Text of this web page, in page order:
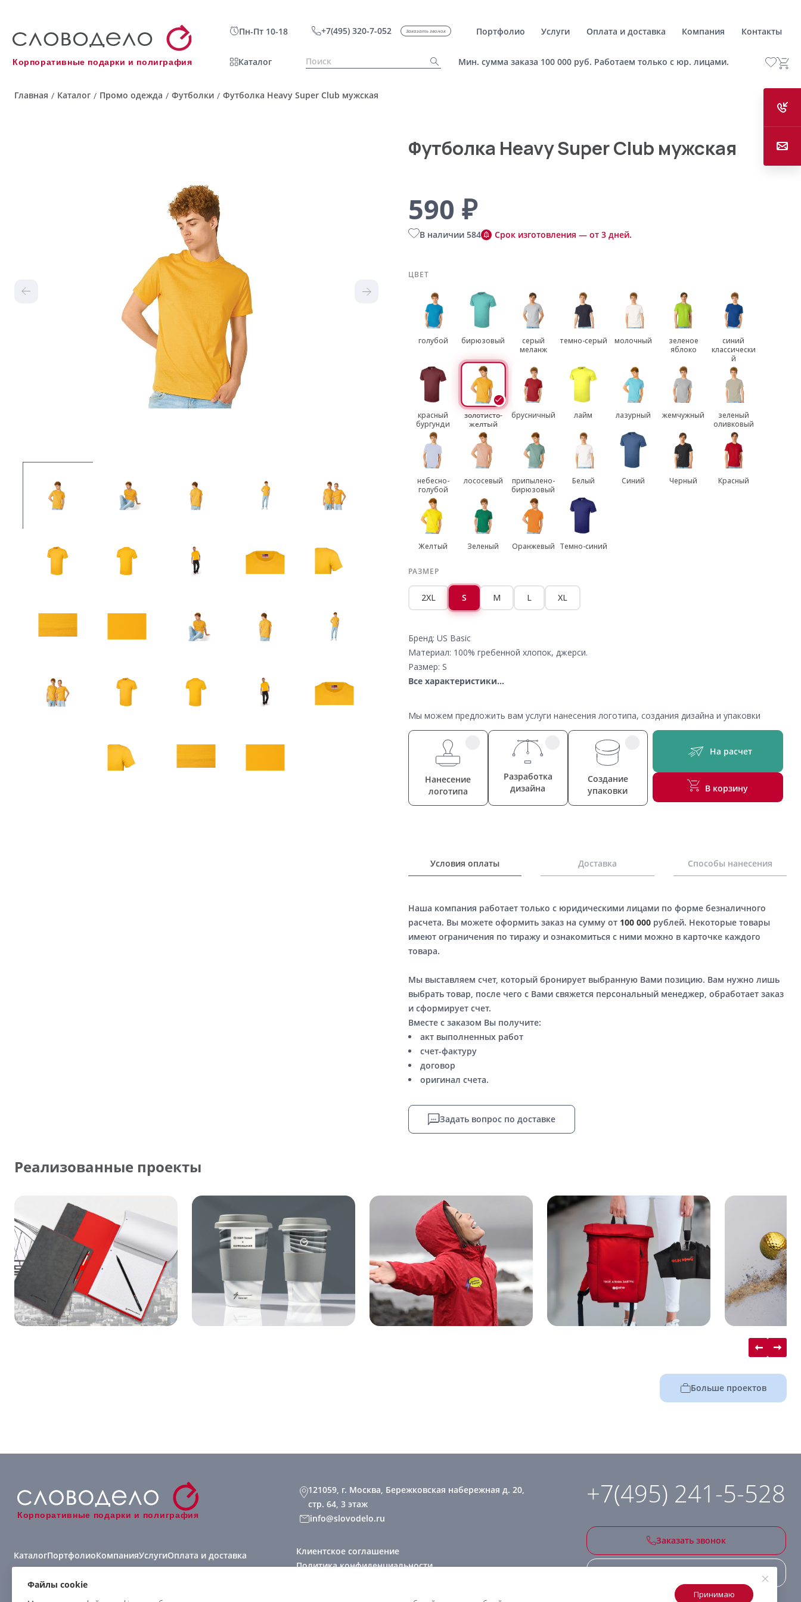
Корпоративные подарки и полиграфия
Пн-Пт 10-18 +7(495) 320-7-052 Заказать звонок Портфолио Услуги Оплата и доставка Компания Контакты
Каталог Мин. сумма заказа 100 000 руб. Работаем только с юр. лицами.
Главная / Каталог / Промо одежда / Футболки / Футболка Heavy Super Club мужская
Футболка Heavy Super Club мужская
590 ₽
В наличии 584 Срок изготовления — от 3 дней.
ЦВЕТ
голубой бирюзовый
серый
меланж
темно-серый молочный
зеленое
яблоко
синий
классически
й
красный
бургунди
золотисто-
желтый
брусничный лайм лазурный жемчужный
зеленый
оливковый
небесно-
голубой
лососевый
припылено-
бирюзовый
Белый Синий Черный Красный
Желтый Зеленый Оранжевый Темно-синий
РАЗМЕР
2XL S M L XL
Бренд: US Basic
Материал: 100% гребенной хлопок, джерси.
Размер: S
Все характеристики...
Мы можем предложить вам услуги нанесения логотипа, создания дизайна и упаковки
Нанесение
логотипа
Разработка
дизайна
Создание
упаковки
На расчет
В корзину
Условия оплаты Доставка Способы нанесения
Наша компания работает только с юридическими лицами по форме безналичного
расчета. Вы можете оформить заказ на сумму от 100 000рублей. Некоторые товары
имеют ограничения по тиражу и ознакомиться с ними можно в карточке каждого
товара.
Мы выставляем счет, который бронирует выбранную Вами позицию. Вам нужно лишь
выбрать товар, после чего с Вами свяжется персональный менеджер, обработает заказ
и сформирует счет.
Вместе с заказом Вы получите:
акт выполненных работ
счет-фактуру
договор
оригинал счета.
Задать вопрос по доставке
Реализованные проекты
Больше проектов
Корпоративные подарки и полиграфия
КаталогПортфолиоКомпанияУслугиОплата и доставка
Виды нанесения
121059, г. Москва, Бережковская набережная д. 20,
стр. 64, 3 этаж
info@slovodelo.ru
+7(495) 241-5-528
Заказать звонок
Клиентское соглашение
Политика конфиденциальности
Файлы cookie
Принимаю